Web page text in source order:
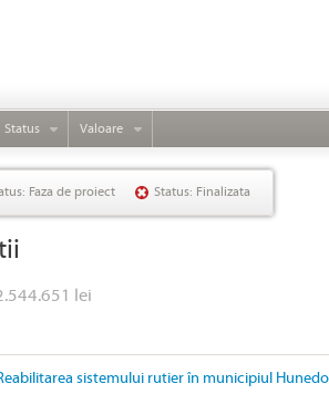
Status Valoare
Faza de proiect Status: Finalizata
lei
sistemului rutier în municipiul